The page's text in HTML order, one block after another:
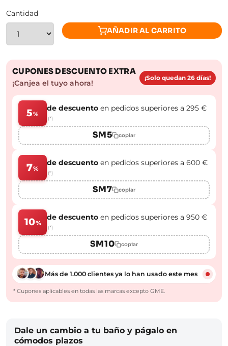
Cantidad
AÑADIR AL CARRITO
CUPONES DESCUENTO EXTRA
¡Canjea el tuyo ahora!
¡Solo quedan 26 días!
5%
de descuento en pedidos superiores a 295 €
(*)
SM5 copiar
7%
de descuento en pedidos superiores a 600 €
(*)
SM7 copiar
10%
de descuento en pedidos superiores a 950 €
(*)
SM10 copiar
Más de 1.000 clientes ya lo han usado este mes
* Cupones aplicables en todas las marcas excepto GME.
Dale un cambio a tu baño y págalo en
cómodos plazos